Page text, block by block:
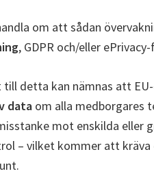
om att sådan
, GDPR och/eller
till detta kan nämnas att
data om alla medborgares
mot enskilda eller
– vilket kommer att